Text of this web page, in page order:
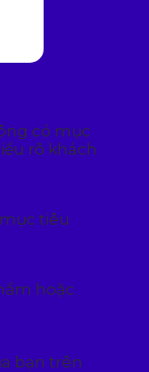
có mục
rõ khách
tiêu
hoặc
bạn trên